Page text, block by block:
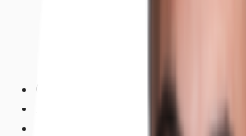
Objekt
Lage und Verkehrsanbindung